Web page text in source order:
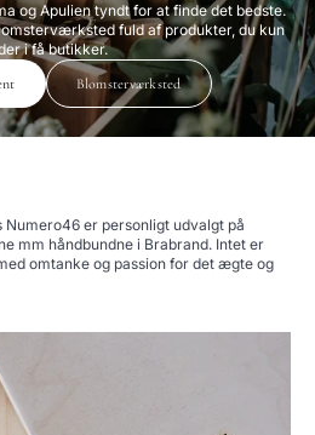
og Apulien tyndt for at finde det bedste.
fuld af produkter, du kun
i få butikker.
Blomsterværksted
Numero46 er personligt udvalgt på
mm håndbundne i Brabrand. Intet er
omtanke og passion for det ægte og